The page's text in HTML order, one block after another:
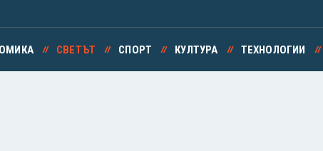
СВЕТЪТ СПОРТ КУЛТУРА ТЕХНОЛОГИИ